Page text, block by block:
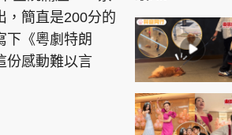
勝運程
富天下 李居明
娛樂名
文化藝
時政財
健康生
，簡直是200分的
下《粵劇特朗
份感動難以言